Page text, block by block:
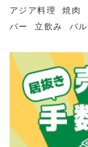
アジア料理
焼肉
バー
立飲み バル